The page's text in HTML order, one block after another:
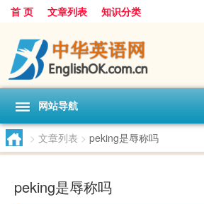
首 页 文章列表 知识分类
网站导航
> 文章列表 > peking是辱称吗
peking是辱称吗